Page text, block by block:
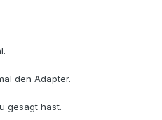
den Adapter.
gesagt hast.